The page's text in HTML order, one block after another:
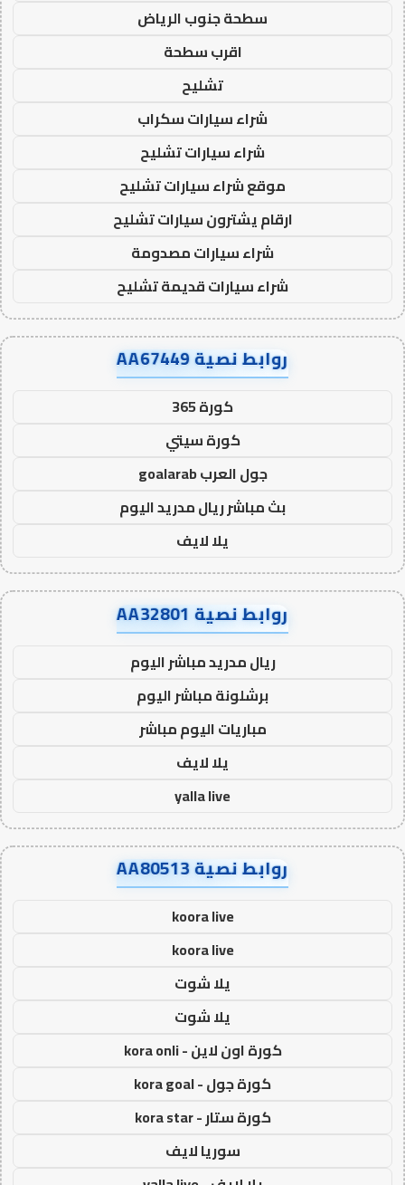
سطحة جنوب الرياض
اقرب سطحة
تشليح
شراء سيارات سكراب
شراء سيارات تشليح
موقع شراء سيارات تشليح
ارقام يشترون سيارات تشليح
شراء سيارات مصدومة
شراء سيارات قديمة تشليح
روابط نصية AA67449
كورة 365
كورة سيتي
جول العرب goalarab
بث مباشر ريال مدريد اليوم
يلا لايف
روابط نصية AA32801
ريال مدريد مباشر اليوم
برشلونة مباشر اليوم
مباريات اليوم مباشر
يلا لايف
yalla live
روابط نصية AA80513
koora live
koora live
يلا شوت
يلا شوت
كورة اون لاين - kora onli
كورة جول - kora goal
كورة ستار - kora star
سوريا لايف